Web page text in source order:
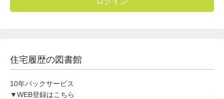
住宅履歴の図書館
10年パックサービス
▼WEB登録はこちら